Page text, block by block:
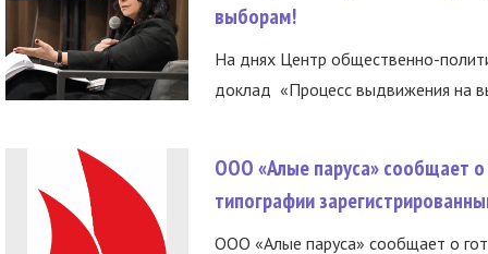
выборам!
На днях Центр общественно-
доклад «Процесс выдвижения на
ООО «Алые паруса» сообщает о
типографии
ООО «Алые паруса» сообщает о